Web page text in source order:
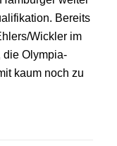
Bereits
Wickler im
die Olympia-
kaum noch zu